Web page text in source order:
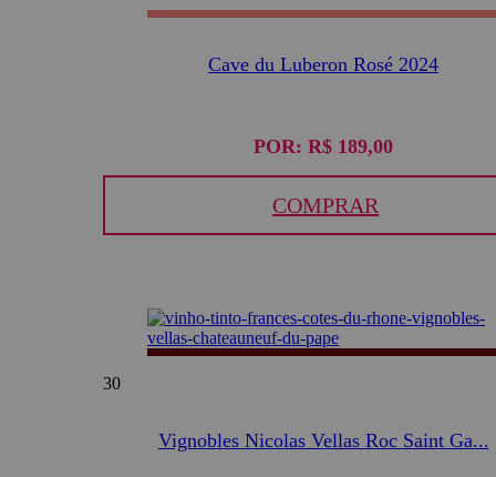
Cave du Luberon Rosé 2024
POR: R$ 189,00
COMPRAR
30
Vignobles Nicolas Vellas Roc Saint Ga...